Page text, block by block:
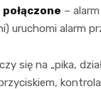
połączone –
uruchomi alarm
się na „pika,